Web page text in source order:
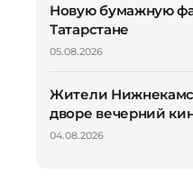
Новую бумажную
Татарстане
05.08.2026
Жители
дворе вечерний
04.08.2026